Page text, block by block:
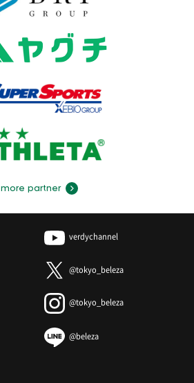
more partner
verdychannel
@tokyo_beleza
@tokyo_beleza
@beleza